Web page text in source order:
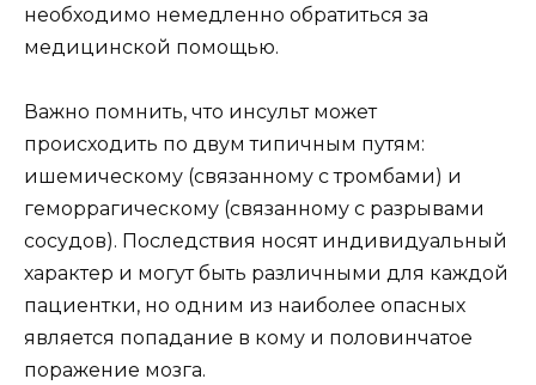
необходимо немедленно обратиться за
медицинской помощью.
Важно помнить, что инсульт может
происходить по двум типичным путям:
ишемическому (связанному с тромбами) и
геморрагическому (связанному с разрывами
сосудов). Последствия носят индивидуальный
характер и могут быть различными для каждой
пациентки, но одним из наиболее опасных
является попадание в кому и половинчатое
поражение мозга.